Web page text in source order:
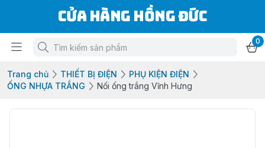
Cửa Hàng Hồng Đức
0
Trang chủ THIẾT BỊ ĐIỆN
PHỤ KIỆN ĐIỆN
ỐNG NHỰA TRẮNG
Nối ống trắng Vĩnh Hưng